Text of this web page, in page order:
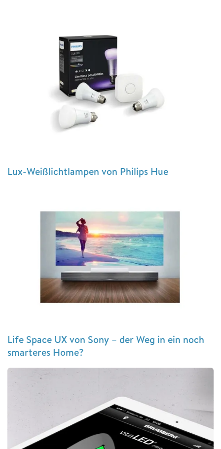
Lux-Weißlichtlampen von Philips Hue
Life Space UX von Sony – der Weg in ein noch
smarteres Home?